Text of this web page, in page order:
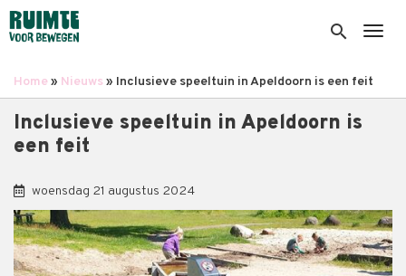
Overslaan
en
inhoud
search
Home Nieuws Inclusieve speeltuin in Apeldoorn is een feit
Inclusieve speeltuin in Apeldoorn is
een feit
woensdag 21 augustus 2024